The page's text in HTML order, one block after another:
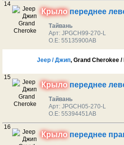
14
Крылопереднее
Тайвань
Арт: JPGCH99-270-L
O.E: 55135900AB
Jeep / Джип, Grand Cherokee /
15
Крылопереднее
Тайвань
Арт: JPGCH05-270-L
O.E: 55394451AB
16
Крылопереднее